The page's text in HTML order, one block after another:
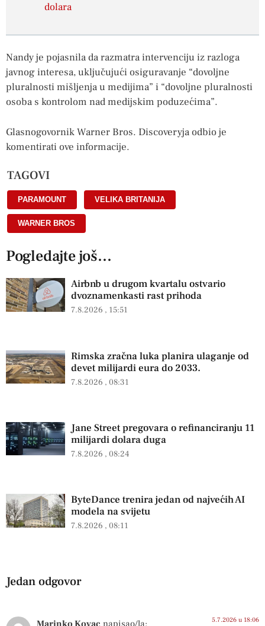
dolara
Nandy je pojasnila da razmatra intervenciju iz razloga
javnog interesa, uključujući osiguravanje “dovoljne
pluralnosti mišljenja u medijima” i “dovoljne pluralnosti
osoba s kontrolom nad medijskim poduzećima”.
Glasnogovornik Warner Bros. Discoveryja odbio je
komentirati ove informacije.
TAGOVI
PARAMOUNT VELIKA BRITANIJA
WARNER BROS
Pogledajte još...
Airbnb u drugom kvartalu ostvario
dvoznamenkasti rast prihoda
7.8.2026 15:51
Rimska zračna luka planira ulaganje od
devet milijardi eura do 2033.
7.8.2026 08:31
Jane Street pregovara o refinanciranju 11
milijardi dolara duga
7.8.2026 08:24
ByteDance trenira jedan od najvećih AI
modela na svijetu
7.8.2026 08:11
Jedan odgovor
Marinko Kovac napisao/la: 5.7.2026 u 18:06